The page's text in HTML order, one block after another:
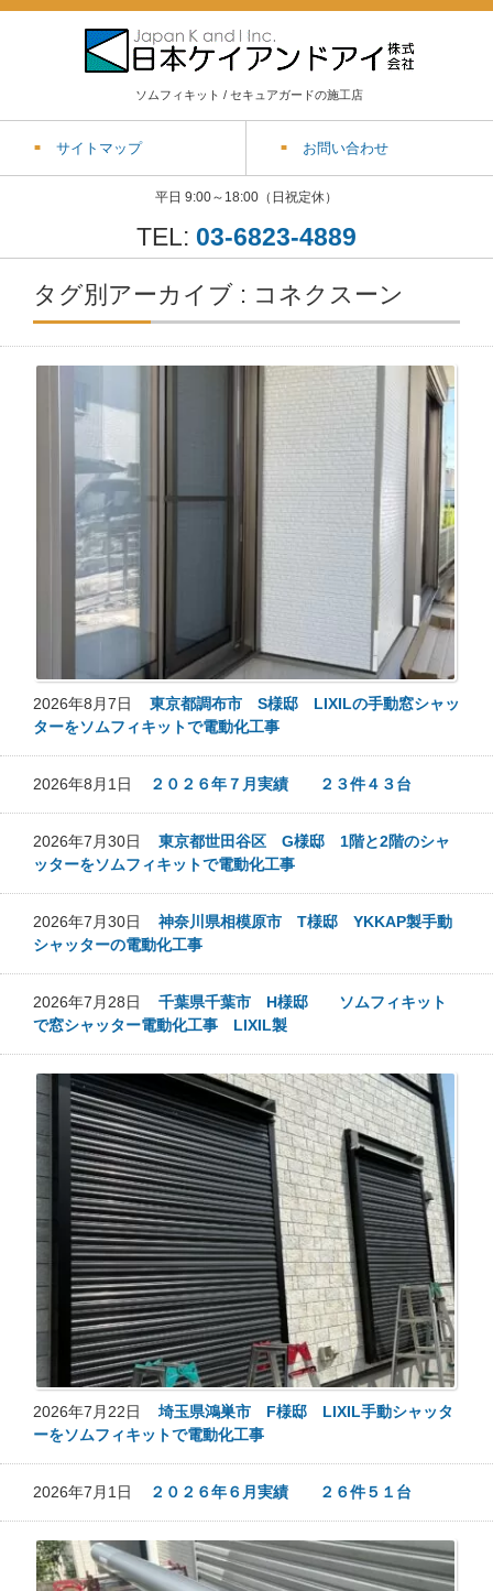
ソムフィキット / セキュアガードの施工店
サイトマップ お問い合わせ
平日 9:00～18:00（日祝定休）
TEL: 03-6823-4889
タグ別アーカイブ : コネクスーン
2026年8月7日 東京都調布市 S様邸 LIXILの手動窓シャッ
ターをソムフィキットで電動化工事
2026年8月1日 ２０２６年７月実績 ２３件４３台
2026年7月30日 東京都世田谷区 G様邸 1階と2階のシャ
ッターをソムフィキットで電動化工事
2026年7月30日 神奈川県相模原市 T様邸 YKKAP製手動
シャッターの電動化工事
2026年7月28日 千葉県千葉市 H様邸 ソムフィキット
で窓シャッター電動化工事 LIXIL製
2026年7月22日 埼玉県鴻巣市 F様邸 LIXIL手動シャッタ
ーをソムフィキットで電動化工事
2026年7月1日 ２０２６年６月実績 ２６件５１台